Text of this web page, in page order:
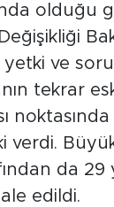
olduğu
ve
tekrar
verdi.
da 29
edildi.